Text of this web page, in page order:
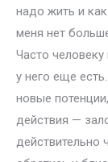
надо жить и
меня нет
Часто человеку
у него еще
новые
действия —
действительно